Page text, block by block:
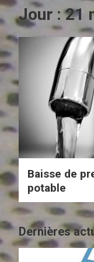
Jour :21
Baisse de
potable
Dernières